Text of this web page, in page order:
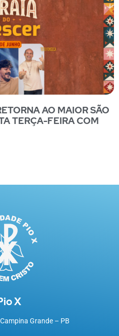
AO MAIOR SÃO
TERÇA-FEIRA COM
X
Grande – PB